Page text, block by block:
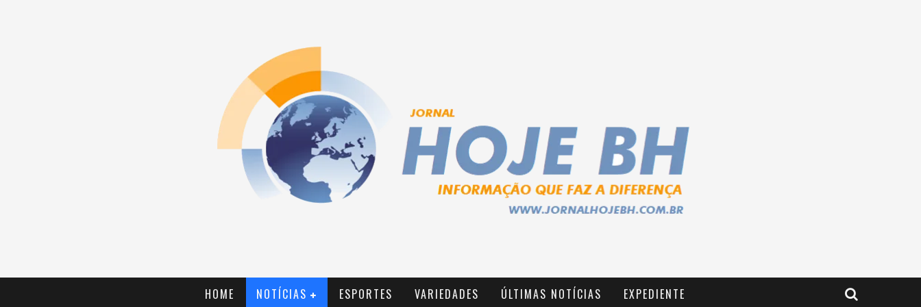
HOME NOTÍCIAS ESPORTES VARIEDADES ÚLTIMAS NOTÍCIAS EXPEDIENTE